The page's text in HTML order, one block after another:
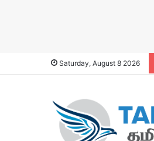
Saturday, August 8 2026